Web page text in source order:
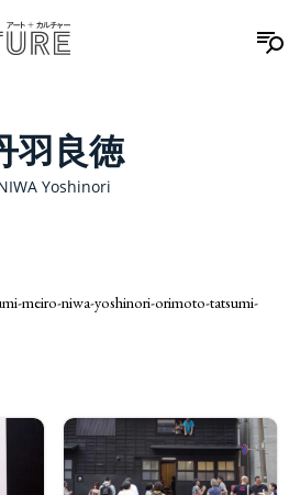
羽良徳
Yoshinori
meiro-niwa-yoshinori-orimoto-tatsumi-